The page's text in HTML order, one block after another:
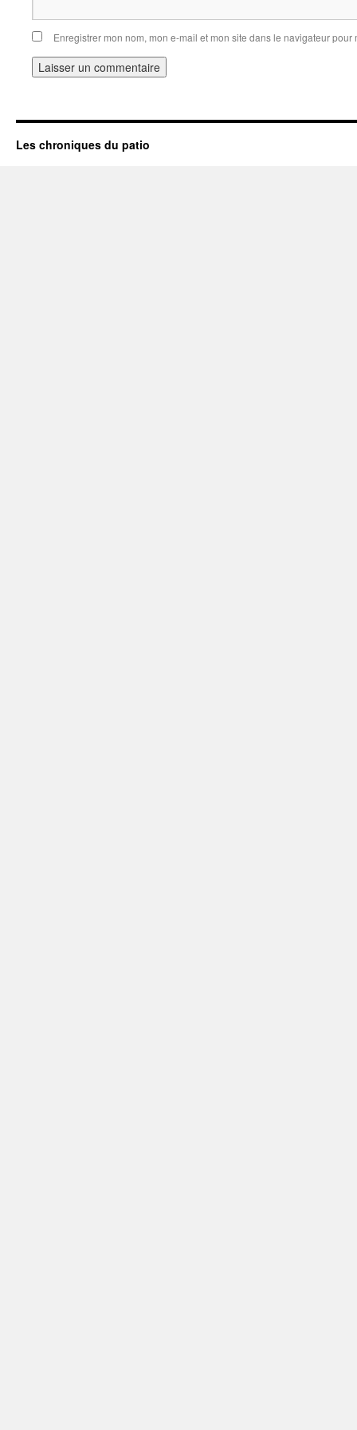
Enregistrer mon nom, mon e-mail et mon site dans le navigateur
Les chroniques du patio